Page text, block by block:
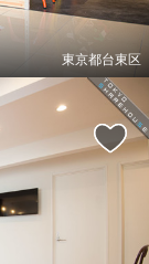
東京都台東区